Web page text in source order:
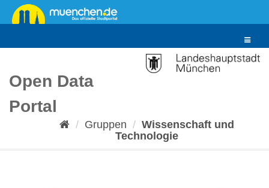
Überspringen
zum
Toggle
Open Data
Portal
Gruppen
Wissenschaft und
Technologie